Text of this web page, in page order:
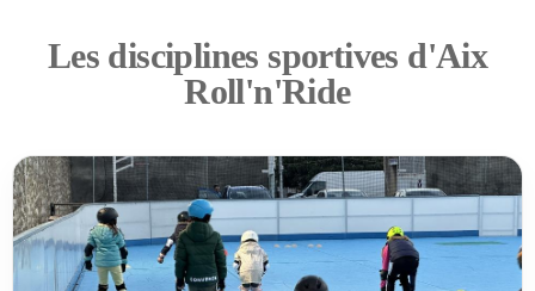
Les disciplines sportives d'Aix
Roll'n'Ride